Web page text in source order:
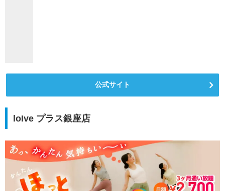
公式サイト
loIve プラス銀座店